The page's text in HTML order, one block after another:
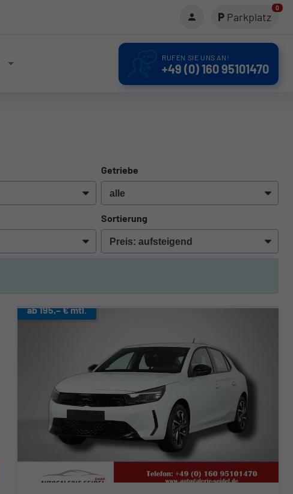
Parkplatz
0
RUFEN SIE UNS AN!
+49 (0) 160 95101470
Getriebe
Sortierung
ab 195,– € mtl.